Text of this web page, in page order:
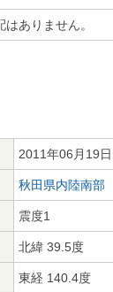
ありません。
2011年06月19
秋田県内陸南部
震度1
北緯 39.5度
東経 140.4度